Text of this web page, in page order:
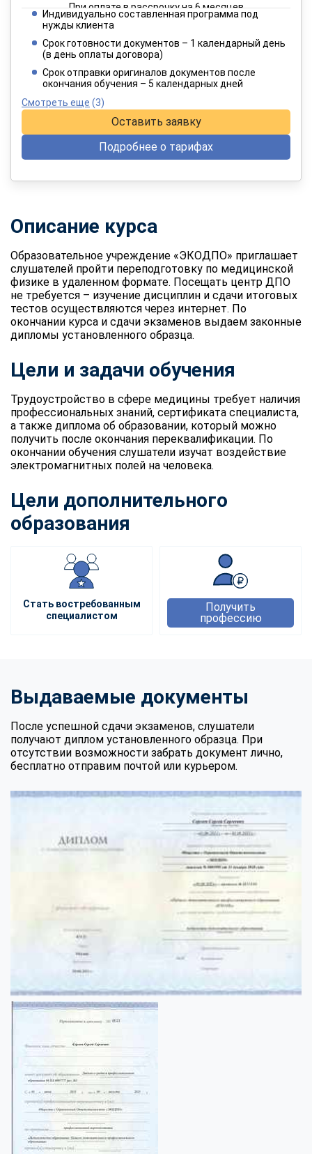
При оплате в рассрочку на 6 месяцев
4 949 руб. / 8 249 руб.
При оплате в рассрочку на 12 месяцев
Индивидуально составленная программа под
нужды клиента
Срок готовности документов – 1 календарный день
(в день оплаты договора)
Срок отправки оригиналов документов после
окончания обучения – 5 календарных дней
Смотреть еще (3)
Оставить заявку
Подробнее о тарифах
Описание курса
Образовательное учреждение «ЭКОДПО» приглашает
слушателей пройти переподготовку по медицинской
физике в удаленном формате. Посещать центр ДПО
не требуется – изучение дисциплин и сдачи итоговых
тестов осуществляются через интернет. По
окончании курса и сдачи экзаменов выдаем законные
дипломы установленного образца.
Цели и задачи обучения
Трудоустройство в сфере медицины требует наличия
профессиональных знаний, сертификата специалиста,
а также диплома об образовании, который можно
получить после окончания переквалификации. По
окончании обучения слушатели изучат воздействие
электромагнитных полей на человека.
Цели дополнительного
образования
Стать востребованным
специалистом
Получить
профессию
Выдаваемые документы
После успешной сдачи экзаменов, слушатели
получают диплом установленного образца. При
отсутствии возможности забрать документ лично,
бесплатно отправим почтой или курьером.